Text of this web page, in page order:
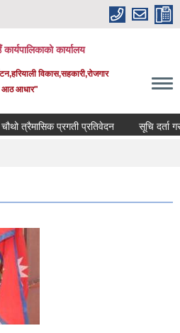
कार्यालय
विकास,सहकारी,रोजगार
आठ आधार"
प्रगती प्रतिवेदन सूचि दर्ता